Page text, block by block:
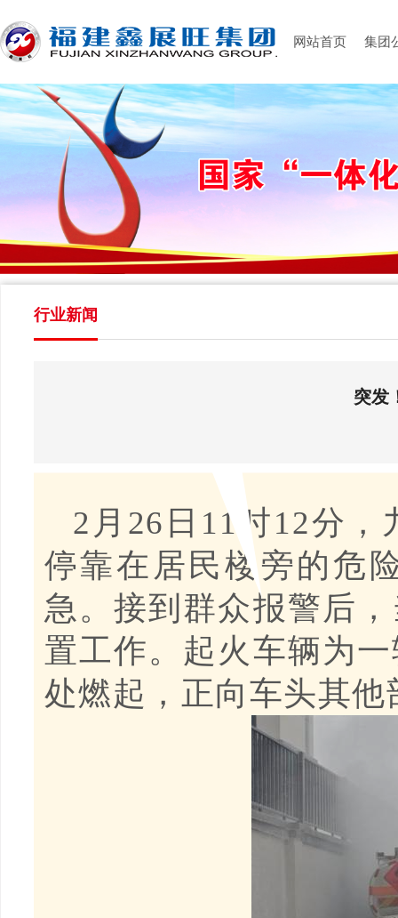
网站首页 集团
行业新闻
突发
2月26日11时12分
停靠在居民楼旁的危
急。接到群众报警后
置工作。起火车辆为
处燃起，正向车头其他